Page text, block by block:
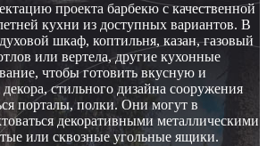
проекта барбекю с качественной
кухни из доступных вариантов. В
шкаф, коптильня, казан, газовый
или вертела, другие кухонные
чтобы готовить вкусную и
стильного дизайна сооружения
порталы, полки. Они могут в
декоративными металлическими
или сквозные угольные ящики.